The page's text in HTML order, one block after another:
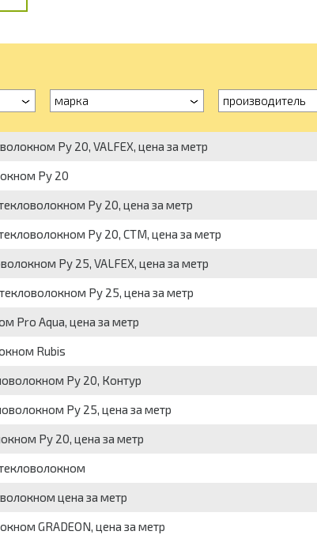
марка производитель
Ру 20, VALFEX, цена за метр
Ру 20
Ру 20, цена за метр
Ру 20, СТМ, цена за метр
Ру 25, VALFEX, цена за метр
Ру 25, цена за метр
Pro Aqua, цена за метр
Rubis
Ру 20, Контур
Ру 25, цена за метр
Ру 20, цена за метр
цена за метр
GRADEON, цена за метр